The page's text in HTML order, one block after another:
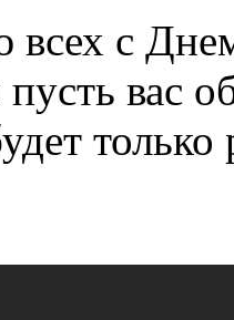
всех с
вас
только